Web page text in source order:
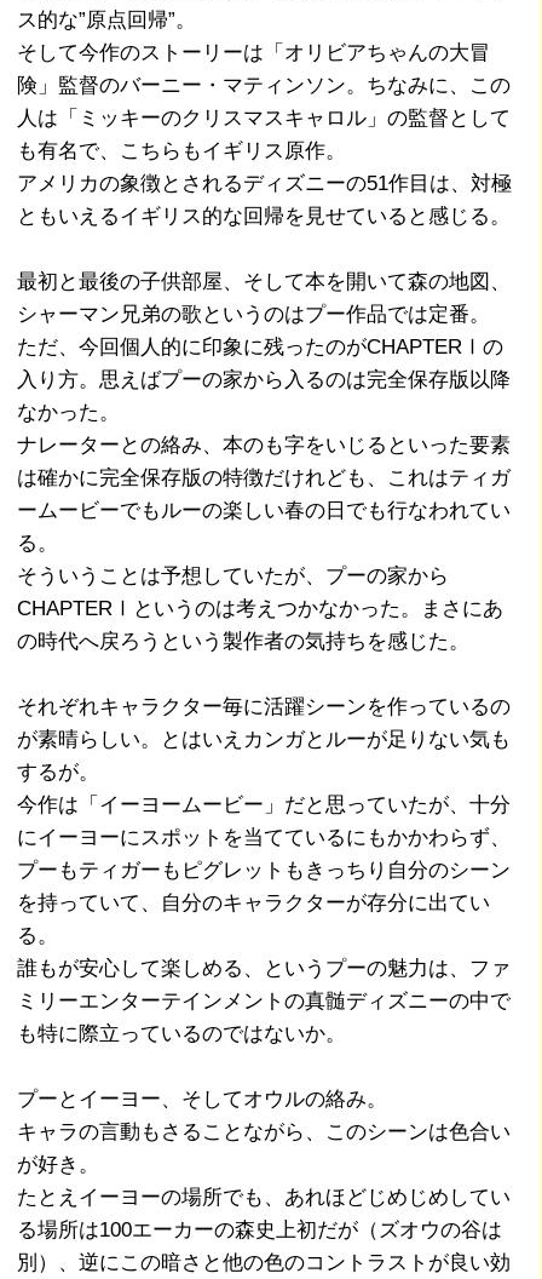
ス的な”原点回帰”。
そして今作のストーリーは「オリビアちゃんの大冒
険」監督のバーニー・マティンソン。ちなみに、この
人は「ミッキーのクリスマスキャロル」の監督として
も有名で、こちらもイギリス原作。
アメリカの象徴とされるディズニーの51作目は、対極
ともいえるイギリス的な回帰を見せていると感じる。
最初と最後の子供部屋、そして本を開いて森の地図、
シャーマン兄弟の歌というのはプー作品では定番。
ただ、今回個人的に印象に残ったのがCHAPTERⅠの
入り方。思えばプーの家から入るのは完全保存版以降
なかった。
ナレーターとの絡み、本のも字をいじるといった要素
は確かに完全保存版の特徴だけれども、これはティガ
ームービーでもルーの楽しい春の日でも行なわれてい
る。
そういうことは予想していたが、プーの家から
CHAPTERⅠというのは考えつかなかった。まさにあ
の時代へ戻ろうという製作者の気持ちを感じた。
それぞれキャラクター毎に活躍シーンを作っているの
が素晴らしい。とはいえカンガとルーが足りない気も
するが。
今作は「イーヨームービー」だと思っていたが、十分
にイーヨーにスポットを当てているにもかかわらず、
プーもティガーもピグレットもきっちり自分のシーン
を持っていて、自分のキャラクターが存分に出てい
る。
誰もが安心して楽しめる、というプーの魅力は、ファ
ミリーエンターテインメントの真髄ディズニーの中で
も特に際立っているのではないか。
プーとイーヨー、そしてオウルの絡み。
キャラの言動もさることながら、このシーンは色合い
が好き。
たとえイーヨーの場所でも、あれほどじめじめしてい
る場所は100エーカーの森史上初だが（ズオウの谷は
別）、逆にこの暗さと他の色のコントラストが良い効